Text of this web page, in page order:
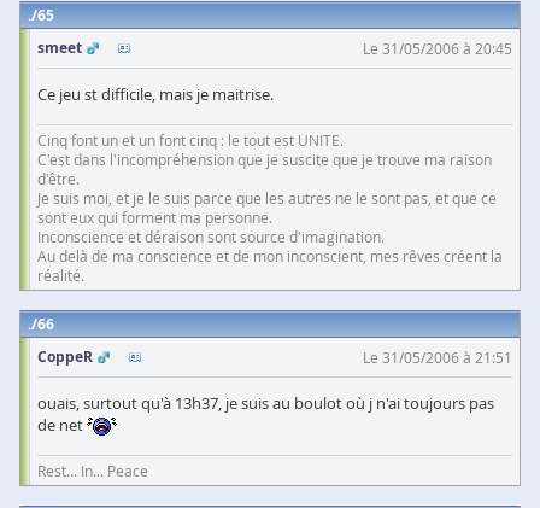
65
smeet
Le 31/05/2006 à 20:45
Ce jeu st difficile, mais je maitrise.
Cinq font un et un font cinq : le tout est UNITE.
C'est dans l'incompréhension que je suscite que je trouve ma raison
d'être.
Je suis moi, et je le suis parce que les autres ne le sont pas, et que ce
sont eux qui forment ma personne.
Inconscience et déraison sont source d'imagination.
Au delà de ma conscience et de mon inconscient, mes rêves créent la
réalité.
66
CoppeR
Le 31/05/2006 à 21:51
ouais, surtout qu'à 13h37, je suis au boulot où j n'ai toujours pas
de net
Rest... In... Peace